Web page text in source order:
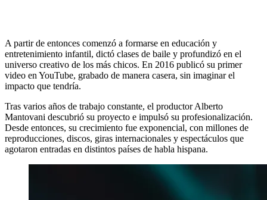
A partir de entonces comenzó a formarse en educación y
entretenimiento infantil, dictó clases de baile y profundizó en el
universo creativo de los más chicos. En 2016 publicó su primer
video en YouTube, grabado de manera casera, sin imaginar el
impacto que tendría.
Tras varios años de trabajo constante, el productor Alberto
Mantovani descubrió su proyecto e impulsó su profesionalización.
Desde entonces, su crecimiento fue exponencial, con millones de
reproducciones, discos, giras internacionales y espectáculos que
agotaron entradas en distintos países de habla hispana.